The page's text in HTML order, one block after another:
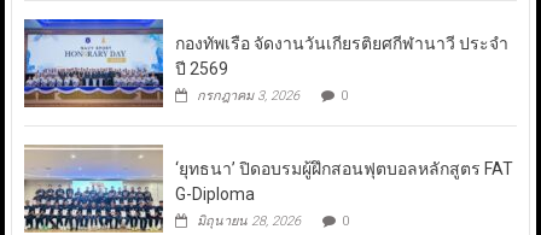
กองทัพเรือ จัดงานวันเกียรติยศกีฬานาวี ประจำ
ปี 2569
กรกฎาคม 3, 2026 0
‘ยุทธนา’ ปิดอบรมผู้ฝึกสอนฟุตบอลหลักสูตร FAT
G-Diploma
มิถุนายน 28, 2026 0